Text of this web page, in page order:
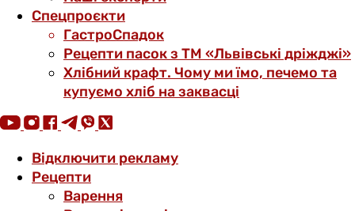
Спецпроєкти
ГастроСпадок
Рецепти пасок з ТМ «Львівські дріжджі»
Хлібний крафт. Чому ми їмо, печемо та
купуємо хліб на заквасці
Відключити рекламу
Рецепти
Варення